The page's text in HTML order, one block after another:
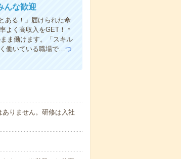
んな歓迎
ある！」届けられた傘
よく高収入をGET！＊
ま働けます。「スキル
働いている職場で…つ
りません。研修は入社